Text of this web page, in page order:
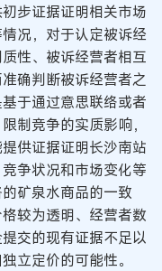
步证据证明相关市场
况，对于认定被诉经
性、被诉经营者相互
确判断被诉经营者之
于通过意思联络或者
制竞争的实质影响，
供证据证明长沙南站
争状况和市场变化等
矿泉水商品的一致
较为透明、经营者数
交的现有证据不足以
立定价的可能性。